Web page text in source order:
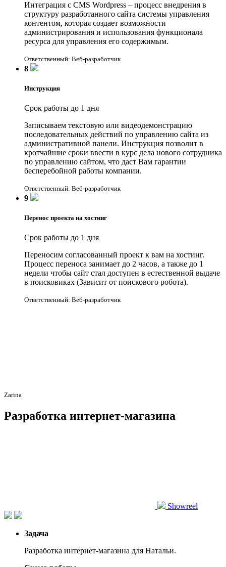
Интеграция с CMS Wordpress – процесс внедрения в
структуру разработанного сайта системы управления
контентом, которая создает возможности
администрирования и использования функционала
ресурса для управления его содержимым.
Ответственный: Веб-разработчик
8
Инструкция
Срок работы до 1 дня
Записываем текстовую или видеодемонстрацию
последовательных действий по управлению сайта из
административной панели. Инструкция позволит в
кротчайшие сроки ввести в курс дела нового сотрудника
по управлению сайтом, что даст Вам гарантии
бесперебойной работы компании.
Ответственный: Веб-разработчик
9
Перенос проекта на хостинг
Срок работы до 1 дня
Переносим согласованный проект к вам на хостинг.
Процесс переноса занимает до 2 часов, а также до 1
недели чтобы сайт стал доступен в естественной выдаче
в поисковиках (Зависит от поискового робота).
Ответственный: Веб-разработчик
Zarina
Разработка интернет-магазина
Showreel
Задача
Разработка интернет-магазина для Натальи.